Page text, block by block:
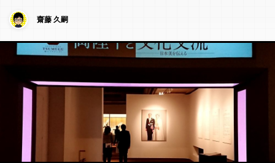
齋藤 久嗣